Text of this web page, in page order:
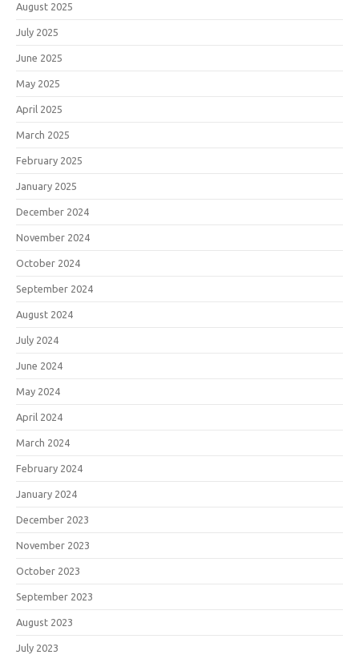
August 2025
July 2025
June 2025
May 2025
April 2025
March 2025
February 2025
January 2025
December 2024
November 2024
October 2024
September 2024
August 2024
July 2024
June 2024
May 2024
April 2024
March 2024
February 2024
January 2024
December 2023
November 2023
October 2023
September 2023
August 2023
July 2023